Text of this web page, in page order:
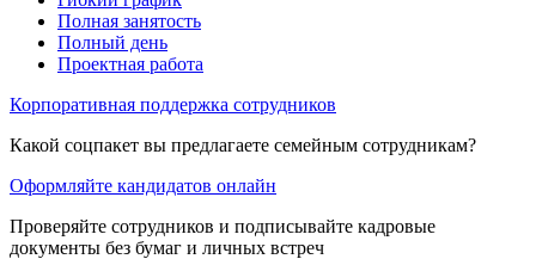
Полная занятость
Полный день
Проектная работа
Корпоративная поддержка сотрудников
Какой соцпакет вы предлагаете семейным сотрудникам?
Оформляйте кандидатов онлайн
Проверяйте сотрудников и подписывайте кадровые
документы без бумаг и личных встреч